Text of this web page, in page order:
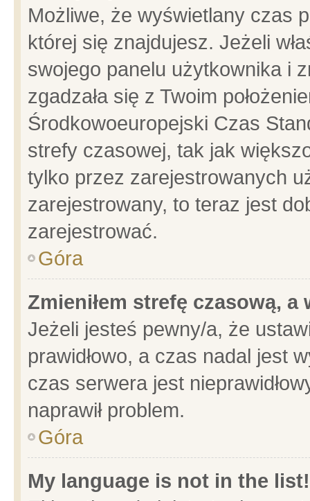
Możliwe, że wyświetlany czas
której się znajdujesz. Jeżeli
swojego panelu użytkownika i
zgadzała się z Twoim
Środkowoeuropejski Czas
strefy czasowej, tak jak
tylko przez zarejestrowanych
zarejestrowany, to teraz jest
zarejestrować.
Góra
Zmieniłem strefę czasową,
Jeżeli jesteś pewny/a, że
prawidłowo, a czas nadal jest
czas serwera jest
naprawił problem.
Góra
My language is not in the list!